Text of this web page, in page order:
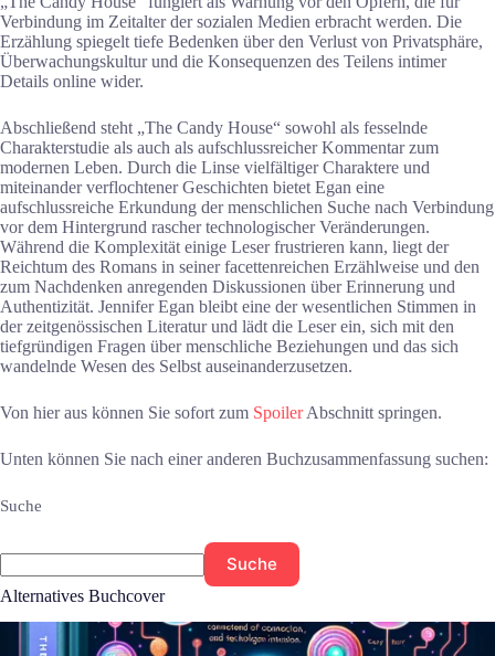
Verbindung im Zeitalter der sozialen Medien erbracht werden. Die
Erzählung spiegelt tiefe Bedenken über den Verlust von Privatsphäre,
Überwachungskultur und die Konsequenzen des Teilens intimer
Details online wider.
Abschließend steht „The Candy House“ sowohl als fesselnde
Charakterstudie als auch als aufschlussreicher Kommentar zum
modernen Leben. Durch die Linse vielfältiger Charaktere und
miteinander verflochtener Geschichten bietet Egan eine
aufschlussreiche Erkundung der menschlichen Suche nach Verbindung
vor dem Hintergrund rascher technologischer Veränderungen.
Während die Komplexität einige Leser frustrieren kann, liegt der
Reichtum des Romans in seiner facettenreichen Erzählweise und den
zum Nachdenken anregenden Diskussionen über Erinnerung und
Authentizität. Jennifer Egan bleibt eine der wesentlichen Stimmen in
der zeitgenössischen Literatur und lädt die Leser ein, sich mit den
tiefgründigen Fragen über menschliche Beziehungen und das sich
wandelnde Wesen des Selbst auseinanderzusetzen.
Von hier aus können Sie sofort zum SpoilerAbschnitt springen.
Unten können Sie nach einer anderen Buchzusammenfassung suchen:
Suche
Suche
Alternatives Buchcover